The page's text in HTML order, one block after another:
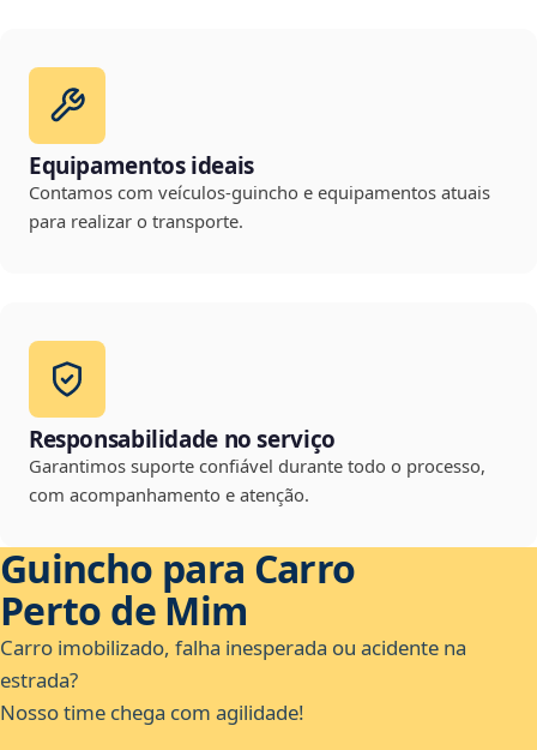
Equipamentos ideais
Contamos com veículos-guincho e equipamentos atuais
para realizar o transporte.
Responsabilidade no serviço
Garantimos suporte confiável durante todo o processo,
com acompanhamento e atenção.
Guincho para Carro
Perto de Mim
Carro imobilizado, falha inesperada ou acidente na
estrada?
Nosso time chega com agilidade!